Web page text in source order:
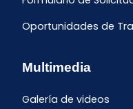
Oportunidades de
Multimedia
Galería de videos